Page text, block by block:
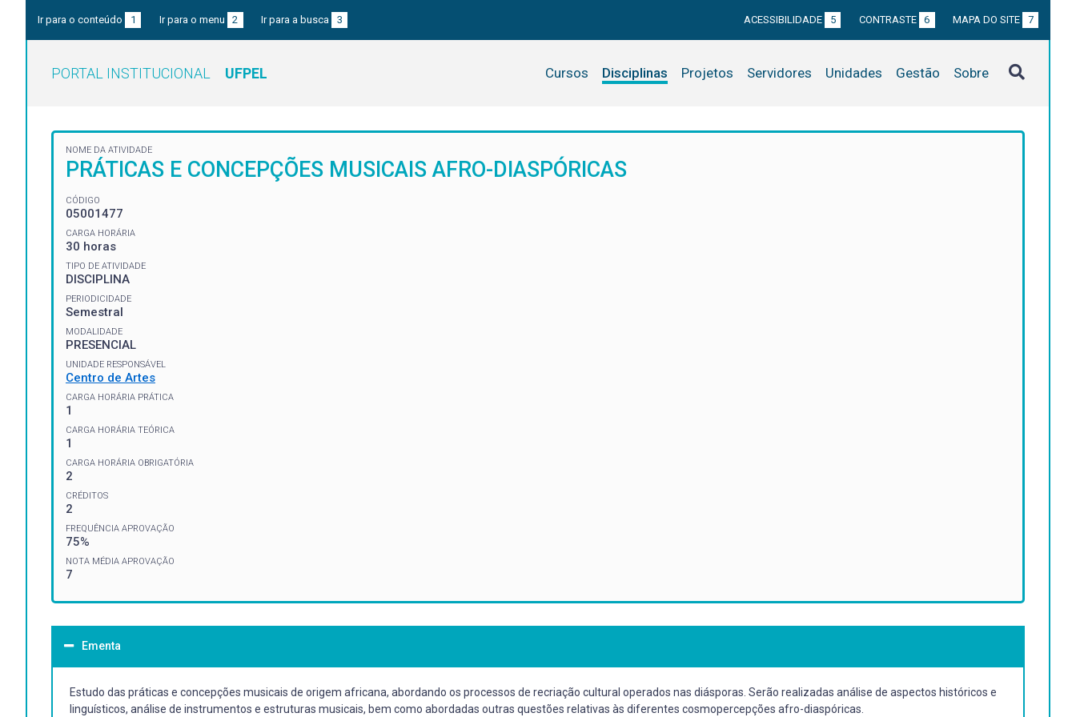
Ir para o conteúdo 1 Ir para o menu 2 Ir para a busca 3 ACESSIBILIDADE 5 CONTRASTE 6 MAPA DO SITE 7
PORTAL INSTITUCIONAL UFPEL Cursos Disciplinas Projetos Servidores Unidades Gestão Sobre
NOME DA ATIVIDADE
PRÁTICAS E CONCEPÇÕES MUSICAIS AFRO-DIASPÓRICAS
CÓDIGO
05001477
CARGA HORÁRIA
30 horas
TIPO DE ATIVIDADE
DISCIPLINA
PERIODICIDADE
Semestral
MODALIDADE
PRESENCIAL
UNIDADE RESPONSÁVEL
Centro de Artes
CARGA HORÁRIA PRÁTICA
1
CARGA HORÁRIA TEÓRICA
1
CARGA HORÁRIA OBRIGATÓRIA
2
CRÉDITOS
2
FREQUÊNCIA APROVAÇÃO
75%
NOTA MÉDIA APROVAÇÃO
7
Ementa
Estudo das práticas e concepções musicais de origem africana, abordando os processos de recriação cultural operados nas diásporas. Serão realizadas análise de aspectos históricos e
linguísticos, análise de instrumentos e estruturas musicais, bem como abordadas outras questões relativas às diferentes cosmopercepções afro-diaspóricas.